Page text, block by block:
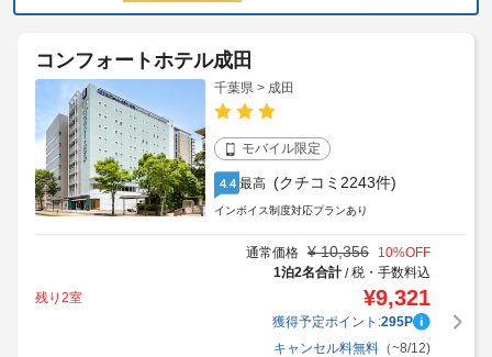
コンフォートホテル成田
千葉県 > 成田
モバイル限定
4.4 最高 (クチコミ2243件)
インボイス制度対応プランあり
通常価格 ¥ 10,356 10%OFF
1泊2名合計/税・手数料込
残り2室
¥9,321
獲得予定ポイント:295P
キャンセル料無料（~8/12)